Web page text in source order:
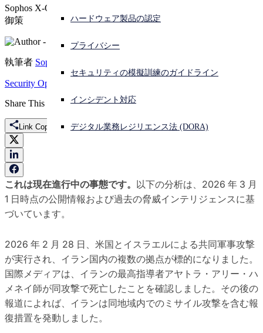
サイバー攻撃を受けている場合、連絡先はこちら
Open search
日本語 Open language switcher
ハードウェア製品の認定
プライバシー
セキュリティの模擬訓練のガイドライン
インシデント対応
デジタル業務レジリエンス法 (DORA)
Sophos X-Ops Counter Threat Unit による分析と推奨される防
御策
執筆者 Sophos X-Ops
Security Operations
Share This
Link Copied
これは現在進行中の事態です。 以下の分析は、2026 年 3 月
1 日時点の公開情報および過去の脅威インテリジェンスに基
づいています。
2026 年 2 月 28 日、米国とイスラエルによる共同軍事攻撃
が実行され、イラン国内の複数の拠点が標的になりました。
国際メディアは、イランの最高指導者アヤトラ・アリー・ハ
メネイ師が同攻撃で死亡したことを確認しました。その後の
報道によれば、イランは同地域内でのミサイル攻撃を含む報
復措置を発動しました。